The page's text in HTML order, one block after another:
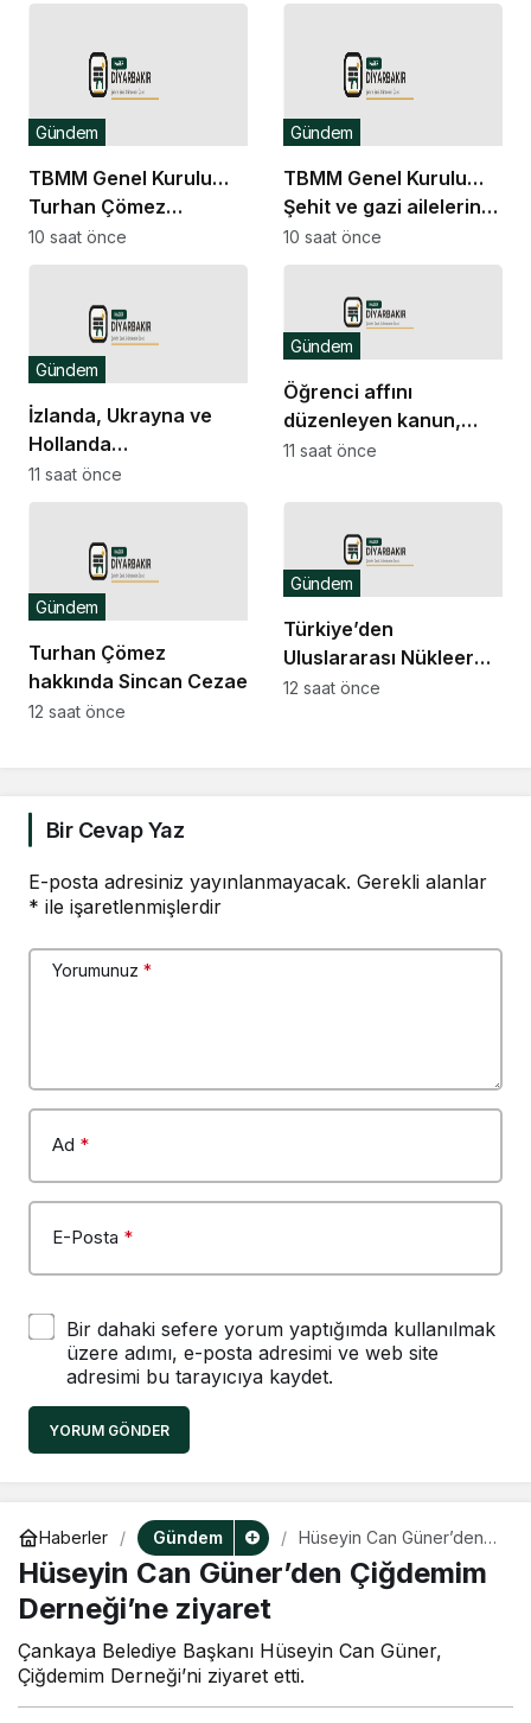
TBMM Genel Kurulu…
Turhan Çömez
hakkında başlatılan
soruşturma “kürsü
tartışmasına neden
Gündem
10 saat önce
TBMM Genel Kurulu…
Şehit ve gazi ailelerine
yönelik düzenlemeleri
içeren kanun teklifinin
görüşmeleri başladı
Gündem
10 saat önce
İzlanda, Ukrayna ve
Hollanda
büyükelçilikleri ile BM
Cenevre Ofisi Daimi
Gündem
11 saat önce
Öğrenci affını
düzenleyen kanun,
Resmi Gazete’de
Gündem
11 saat önce
Turhan Çömez
hakkında Sincan Cezaevi’nde
isyan çıktığı yönündeki
Gündem
12 saat önce
Türkiye’den
Uluslararası Nükleer
Bilim Olimpiyatı’nda 1
Gündem
12 saat önce
Bir Cevap Yaz
E-posta adresiniz yayınlanmayacak. Gerekli alanlar
* ile işaretlenmişlerdir
Yorumunuz *
Ad *
E-Posta *
Bir dahaki sefere yorum yaptığımda kullanılmak
üzere adımı, e-posta adresimi ve web site
adresimi bu tarayıcıya kaydet.
YORUM GÖNDER
Haberler Gündem
Hüseyin Can Güner’den
Çiğdemim Derneği’ne
ziyaret
Hüseyin Can Güner’den Çiğdemim
Derneği’ne ziyaret
Çankaya Belediye Başkanı Hüseyin Can Güner,
Çiğdemim Derneği’ni ziyaret etti.